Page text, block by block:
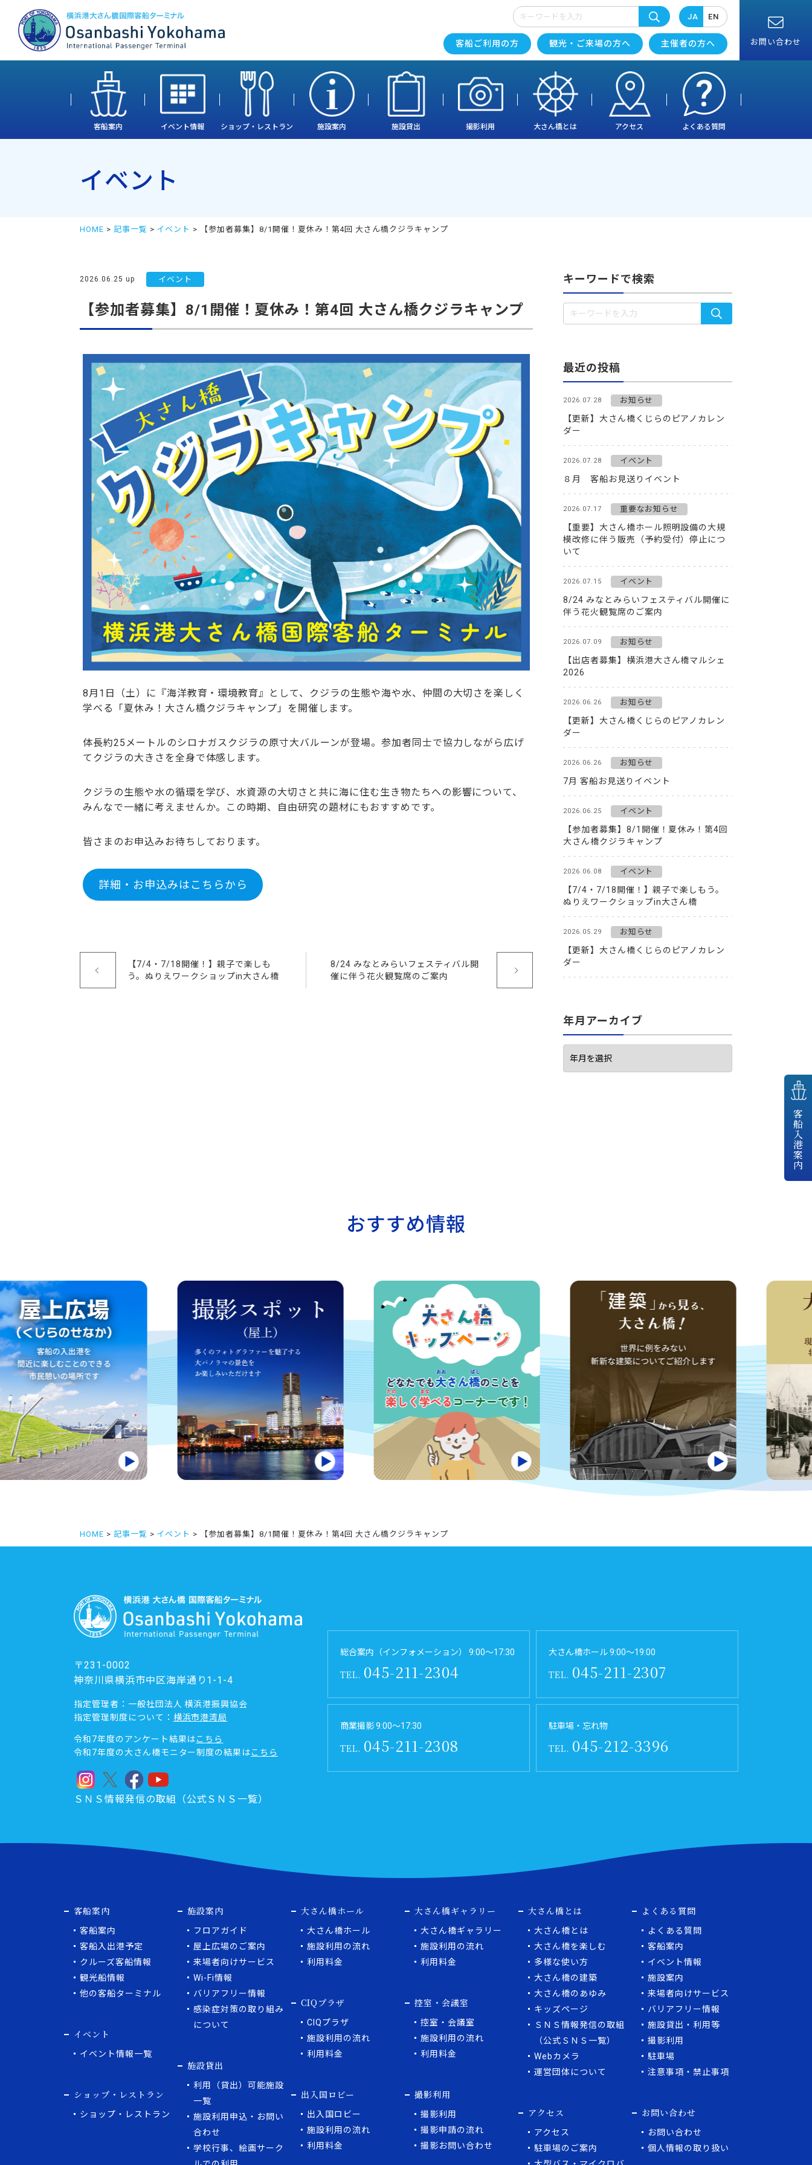
JA EN
客船ご利用の方 観光・ご来場の方へ 主催者の方へ お問い合わせ
客船案内 イベント情報 ショップ・レストラン 施設案内 施設貸出 撮影利用 大さん橋とは アクセス よくある質問
イベント
HOME > 記事一覧 > イベント > 【参加者募集】8/1開催！夏休み！第4回 大さん橋クジラキャンプ
2026.06.25 up イベント
【参加者募集】8/1開催！夏休み！第4回 大さん橋クジラキャンプ
8月1日（土）に『海洋教育・環境教育』として、クジラの生態や海や水、仲間の大切さを楽しく
学べる「夏休み！大さん橋クジラキャンプ」を開催します。
体長約25メートルのシロナガスクジラの原寸大バルーンが登場。参加者同士で協力しながら広げ
てクジラの大きさを全身で体感します。
クジラの生態や水の循環を学び、水資源の大切さと共に海に住む生き物たちへの影響について、
みんなで一緒に考えませんか。この時期、自由研究の題材にもおすすめです。
皆さまのお申込みお待ちしております。
詳細・お申込みはこちらから
【7/4・7/18開催！】親子で楽しも
う。ぬりえワークショップin大さん橋
8/24 みなとみらいフェスティバル開
催に伴う花火観覧席のご案内
キーワードで検索
最近の投稿
2026.07.28 お知らせ
【更新】大さん橋くじらのピアノカレン
ダー
2026.07.28 イベント
８月 客船お見送りイベント
2026.07.17 重要なお知らせ
【重要】大さん橋ホール照明設備の大規
模改修に伴う販売（予約受付）停止につ
いて
2026.07.15 イベント
8/24 みなとみらいフェスティバル開催に
伴う花火観覧席のご案内
2026.07.09 お知らせ
【出店者募集】横浜港大さん橋マルシェ
2026
2026.06.26 お知らせ
【更新】大さん橋くじらのピアノカレン
ダー
2026.06.26 お知らせ
7月 客船お見送りイベント
2026.06.25 イベント
【参加者募集】8/1開催！夏休み！第4回
大さん橋クジラキャンプ
2026.06.08 イベント
【7/4・7/18開催！】親子で楽しもう。
ぬりえワークショップin大さん橋
2026.05.29 お知らせ
【更新】大さん橋くじらのピアノカレン
ダー
年月アーカイブ
おすすめ情報
HOME > 記事一覧 > イベント > 【参加者募集】8/1開催！夏休み！第4回 大さん橋クジラキャンプ
客船入港案内
〒231-0002
神奈川県横浜市中区海岸通り1-1-4
指定管理者：一般社団法人 横浜港振興協会
指定管理制度について： 横浜市港湾局
令和7年度のアンケート結果はこちら
令和7年度の大さん橋モニター制度の結果はこちら
ＳＮＳ情報発信の取組（公式ＳＮＳ一覧）
総合案内（インフォメーション） 9:00～17:30
TEL. 045-211-2304
大さん橋ホール 9:00～19:00
TEL. 045-211-2307
商業撮影 9:00～17:30
TEL. 045-211-2308
駐車場・忘れ物
TEL. 045-212-3396
客船案内
客船案内
客船入出港予定
クルーズ客船情報
観光船情報
他の客船ターミナル
イベント
イベント情報一覧
ショップ・レストラン
ショップ・レストラン
施設案内
フロアガイド
屋上広場のご案内
来場者向けサービス
Wi-Fi情報
バリアフリー情報
感染症対策の取り組み
について
施設貸出
利用（貸出）可能施設
一覧
施設利用申込・お問い
合わせ
学校行事、絵画サーク
大さん橋ホール
大さん橋ホール
施設利用の流れ
利用料金
CIQプラザ
CIQプラザ
施設利用の流れ
利用料金
出入国ロビー
出入国ロビー
施設利用の流れ
利用料金
大さん橋ギャラリー
大さん橋ギャラリー
施設利用の流れ
利用料金
控室・会議室
控室・会議室
施設利用の流れ
利用料金
撮影利用
撮影利用
撮影申請の流れ
撮影お問い合わせ
大さん橋とは
大さん橋とは
大さん橋を楽しむ
多様な使い方
大さん橋の建築
大さん橋のあゆみ
キッズページ
ＳＮＳ情報発信の取組
（公式ＳＮＳ一覧）
Webカメラ
運営団体について
アクセス
アクセス
駐車場のご案内
よくある質問
よくある質問
客船案内
イベント情報
施設案内
来場者向けサービス
バリアフリー情報
施設貸出・利用等
撮影利用
駐車場
注意事項・禁止事項
お問い合わせ
お問い合わせ
個人情報の取り扱い